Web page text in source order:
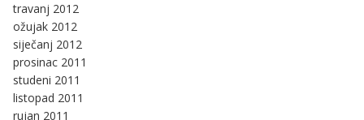
travanj 2012
ožujak 2012
siječanj 2012
prosinac 2011
studeni 2011
listopad 2011
rujan 2011